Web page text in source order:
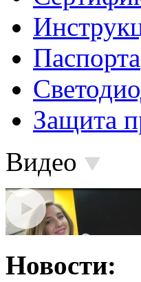
Паспорта
Защита
Видео
Новости: